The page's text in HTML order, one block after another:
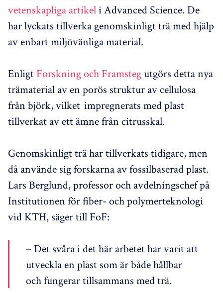
vetenskapliga artikeli Advanced Science. De
har lyckats tillverka genomskinligt trä med hjälp
av enbart miljövänliga material.
Enligt Forskning och Framstegutgörs detta nya
trämaterial av en porös struktur av cellulosa
från björk, vilket impregnerats med plast
tillverkat av ett ämne från citrusskal.
Genomskinligt trä har tillverkats tidigare, men
då använde sig forskarna av fossilbaserad plast.
Lars Berglund, professor och avdelningschef på
Institutionen för fiber- och polymerteknologi
vid KTH, säger till FoF:
– Det svåra i det här arbetet har varit att
utveckla en plast som är både hållbar
och fungerar tillsammans med trä.